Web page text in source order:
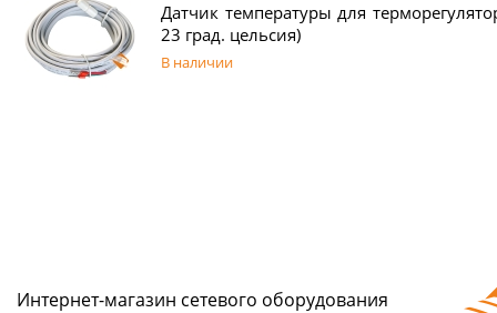
Датчик температуры для
23 град. цельсия)
В наличии
Интернет-магазин сетeвого оборудования